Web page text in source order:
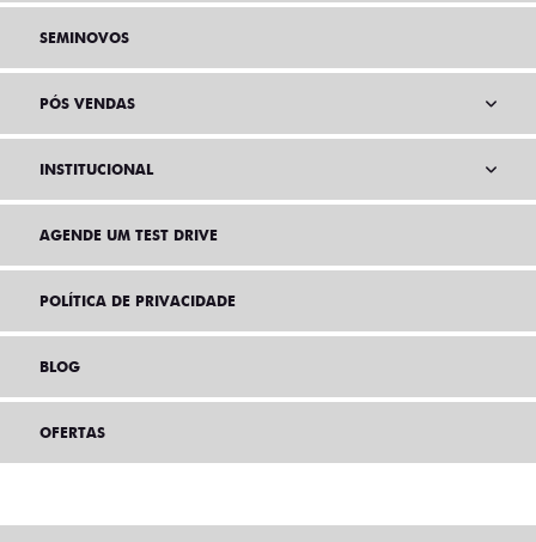
SEMINOVOS
PÓS VENDAS
INSTITUCIONAL
AGENDE UM TEST DRIVE
POLÍTICA DE PRIVACIDADE
BLOG
OFERTAS